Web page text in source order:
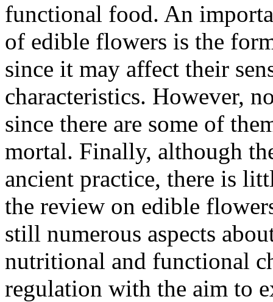
functional food. An
of edible flowers is the
since it may affect their
characteristics. However,
since there are some of
mortal. Finally, although
ancient practice, there is
the review on edible
still numerous aspects
nutritional and functional
regulation with the aim to